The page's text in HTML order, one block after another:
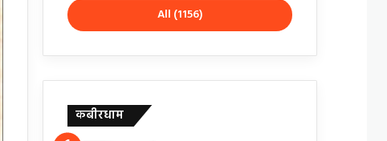
All (1156)
कबीरधाम